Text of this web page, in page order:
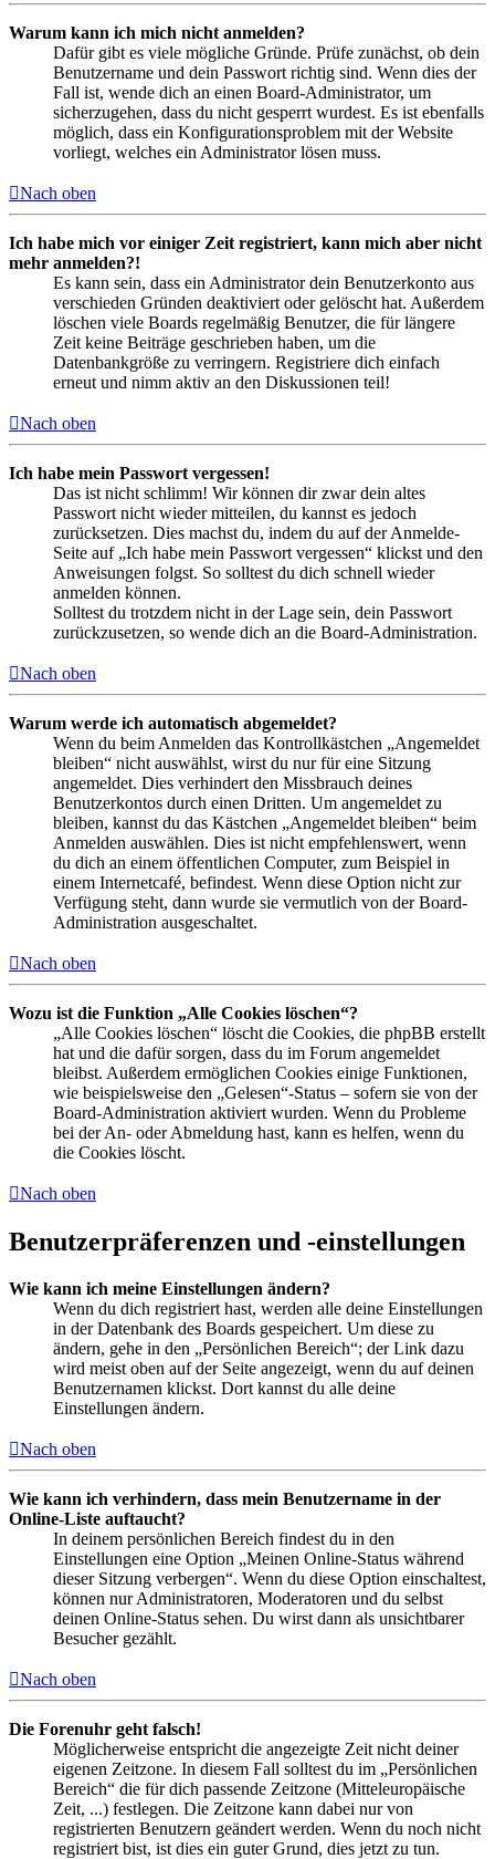
Warum kann ich mich nicht anmelden?
Dafür gibt es viele mögliche Gründe. Prüfe zunächst, ob dein
Benutzername und dein Passwort richtig sind. Wenn dies der
Fall ist, wende dich an einen Board-Administrator, um
sicherzugehen, dass du nicht gesperrt wurdest. Es ist ebenfalls
möglich, dass ein Konfigurationsproblem mit der Website
vorliegt, welches ein Administrator lösen muss.
Nach oben
Ich habe mich vor einiger Zeit registriert, kann mich aber nicht
mehr anmelden?!
Es kann sein, dass ein Administrator dein Benutzerkonto aus
verschieden Gründen deaktiviert oder gelöscht hat. Außerdem
löschen viele Boards regelmäßig Benutzer, die für längere
Zeit keine Beiträge geschrieben haben, um die
Datenbankgröße zu verringern. Registriere dich einfach
erneut und nimm aktiv an den Diskussionen teil!
Nach oben
Ich habe mein Passwort vergessen!
Das ist nicht schlimm! Wir können dir zwar dein altes
Passwort nicht wieder mitteilen, du kannst es jedoch
zurücksetzen. Dies machst du, indem du auf der Anmelde-
Seite auf „Ich habe mein Passwort vergessen“ klickst und den
Anweisungen folgst. So solltest du dich schnell wieder
anmelden können.
Solltest du trotzdem nicht in der Lage sein, dein Passwort
zurückzusetzen, so wende dich an die Board-Administration.
Nach oben
Warum werde ich automatisch abgemeldet?
Wenn du beim Anmelden das Kontrollkästchen „Angemeldet
bleiben“ nicht auswählst, wirst du nur für eine Sitzung
angemeldet. Dies verhindert den Missbrauch deines
Benutzerkontos durch einen Dritten. Um angemeldet zu
bleiben, kannst du das Kästchen „Angemeldet bleiben“ beim
Anmelden auswählen. Dies ist nicht empfehlenswert, wenn
du dich an einem öffentlichen Computer, zum Beispiel in
einem Internetcafé, befindest. Wenn diese Option nicht zur
Verfügung steht, dann wurde sie vermutlich von der Board-
Administration ausgeschaltet.
Nach oben
Wozu ist die Funktion „Alle Cookies löschen“?
„Alle Cookies löschen“ löscht die Cookies, die phpBB erstellt
hat und die dafür sorgen, dass du im Forum angemeldet
bleibst. Außerdem ermöglichen Cookies einige Funktionen,
wie beispielsweise den „Gelesen“-Status – sofern sie von der
Board-Administration aktiviert wurden. Wenn du Probleme
bei der An- oder Abmeldung hast, kann es helfen, wenn du
die Cookies löscht.
Nach oben
Benutzerpräferenzen und -einstellungen
Wie kann ich meine Einstellungen ändern?
Wenn du dich registriert hast, werden alle deine Einstellungen
in der Datenbank des Boards gespeichert. Um diese zu
ändern, gehe in den „Persönlichen Bereich“; der Link dazu
wird meist oben auf der Seite angezeigt, wenn du auf deinen
Benutzernamen klickst. Dort kannst du alle deine
Einstellungen ändern.
Nach oben
Wie kann ich verhindern, dass mein Benutzername in der
Online-Liste auftaucht?
In deinem persönlichen Bereich findest du in den
Einstellungen eine Option „Meinen Online-Status während
dieser Sitzung verbergen“. Wenn du diese Option einschaltest,
können nur Administratoren, Moderatoren und du selbst
deinen Online-Status sehen. Du wirst dann als unsichtbarer
Besucher gezählt.
Nach oben
Die Forenuhr geht falsch!
Möglicherweise entspricht die angezeigte Zeit nicht deiner
eigenen Zeitzone. In diesem Fall solltest du im „Persönlichen
Bereich“ die für dich passende Zeitzone (Mitteleuropäische
Zeit, ...) festlegen. Die Zeitzone kann dabei nur von
registrierten Benutzern geändert werden. Wenn du noch nicht
registriert bist, ist dies ein guter Grund, dies jetzt zu tun.